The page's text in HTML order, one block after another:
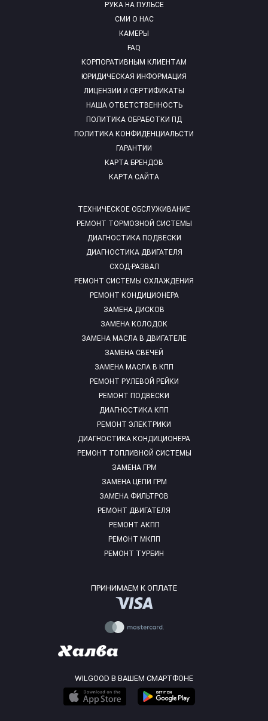
РУКА НА ПУЛЬСЕ
СМИ О НАС
КАМЕРЫ
FAQ
ТЕХНИЧЕСКОЕ ОБСЛУЖИВАНИЕ
РЕМОНТ ТОРМОЗНОЙ СИСТЕМЫ
ДИАГНОСТИКА ПОДВЕСКИ
ДИАГНОСТИКА ДВИГАТЕЛЯ
СХОД-РАЗВАЛ
РЕМОНТ СИСТЕМЫ ОХЛАЖДЕНИЯ
РЕМОНТ КОНДИЦИОНЕРА
ЗАМЕНА ДИСКОВ
ЗАМЕНА КОЛОДОК
ЗАМЕНА МАСЛА В ДВИГАТЕЛЕ
ЗАМЕНА СВЕЧЕЙ
ЗАМЕНА МАСЛА В КПП
РЕМОНТ РУЛЕВОЙ РЕЙКИ
РЕМОНТ ПОДВЕСКИ
ДИАГНОСТИКА КПП
РЕМОНТ ЭЛЕКТРИКИ
ДИАГНОСТИКА КОНДИЦИОНЕРА
РЕМОНТ ТОПЛИВНОЙ СИСТЕМЫ
ЗАМЕНА ГРМ
ЗАМЕНА ЦЕПИ ГРМ
ЗАМЕНА ФИЛЬТРОВ
РЕМОНТ ДВИГАТЕЛЯ
РЕМОНТ АКПП
РЕМОНТ МКПП
РЕМОНТ ТУРБИН
КОРПОРАТИВНЫМ КЛИЕНТАМ
ЮРИДИЧЕСКАЯ ИНФОРМАЦИЯ
ЛИЦЕНЗИИ И СЕРТИФИКАТЫ
НАША ОТВЕТСТВЕННОСТЬ
ПОЛИТИКА ОБРАБОТКИ ПД
ПОЛИТИКА КОНФИДЕНЦИАЛЬСТИ
ГАРАНТИИ
КАРТА БРЕНДОВ
КАРТА САЙТА
ПРИНИМАЕМ К ОПЛАТЕ
WILGOOD В ВАШЕМ СМАРТФОНЕ